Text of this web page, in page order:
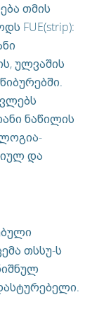
თმის
FUE(strip):
ულვაშის
ნაწილის
და
თსსუ-ს